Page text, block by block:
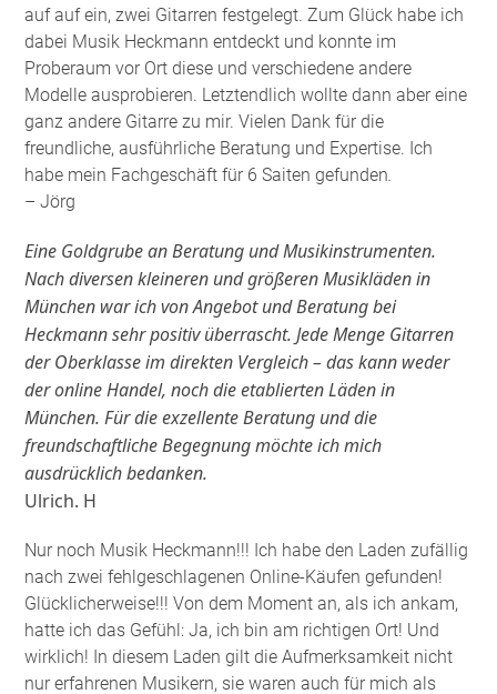
auf auf ein, zwei Gitarren festgelegt. Zum Glück habe ich
dabei Musik Heckmann entdeckt und konnte im
Proberaum vor Ort diese und verschiedene andere
Modelle ausprobieren. Letztendlich wollte dann aber eine
ganz andere Gitarre zu mir. Vielen Dank für die
freundliche, ausführliche Beratung und Expertise. Ich
habe mein Fachgeschäft für 6 Saiten gefunden.
– Jörg
Eine Goldgrube an Beratung und Musikinstrumenten.
Nach diversen kleineren und größeren Musikläden in
München war ich von Angebot und Beratung bei
Heckmann sehr positiv überrascht. Jede Menge Gitarren
der Oberklasse im direkten Vergleich – das kann weder
der online Handel, noch die etablierten Läden in
München. Für die exzellente Beratung und die
freundschaftliche Begegnung möchte ich mich
ausdrücklich bedanken.
Ulrich. H
Nur noch Musik Heckmann!!! Ich habe den Laden zufällig
nach zwei fehlgeschlagenen Online-Käufen gefunden!
Glücklicherweise!!! Von dem Moment an, als ich ankam,
hatte ich das Gefühl: Ja, ich bin am richtigen Ort! Und
wirklich! In diesem Laden gilt die Aufmerksamkeit nicht
nur erfahrenen Musikern, sie waren auch für mich als